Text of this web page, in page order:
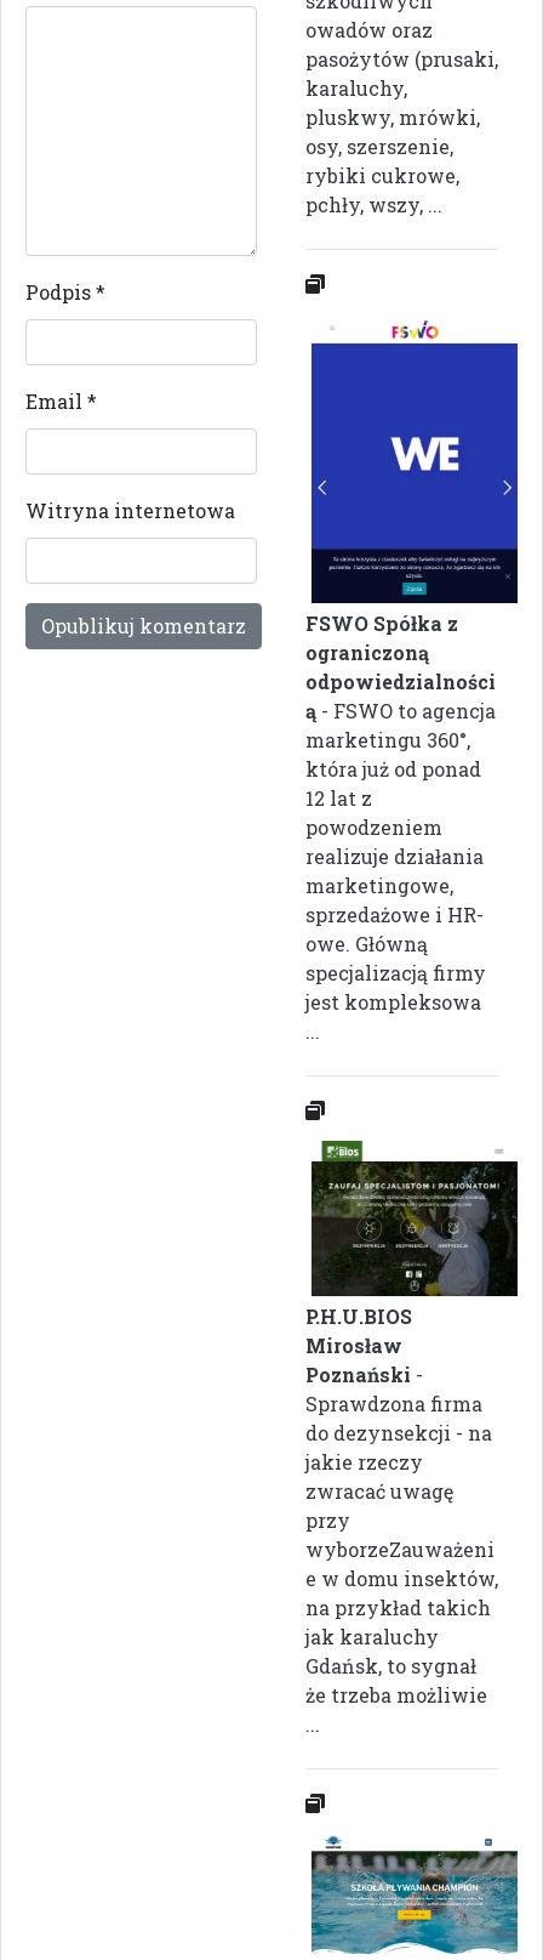
Podpis*
Email *
Witryna internetowa
owadów oraz
pasożytów (prusaki,
karaluchy,
pluskwy, mrówki,
osy, szerszenie,
rybiki cukrowe,
pchły, wszy, ...
FSWO Spółka z
ograniczoną
odpowiedzialności
ą - FSWO to agencja
marketingu 360°,
która już od ponad
12 lat z
powodzeniem
realizuje działania
marketingowe,
sprzedażowe i HR-
owe. Główną
specjalizacją firmy
jest kompleksowa
...
P.H.U.BIOS
Mirosław
Poznański -
Sprawdzona firma
do dezynsekcji - na
jakie rzeczy
zwracać uwagę
przy
wyborzeZauważeni
e w domu insektów,
na przykład takich
jak karaluchy
Gdańsk, to sygnał
że trzeba możliwie
...